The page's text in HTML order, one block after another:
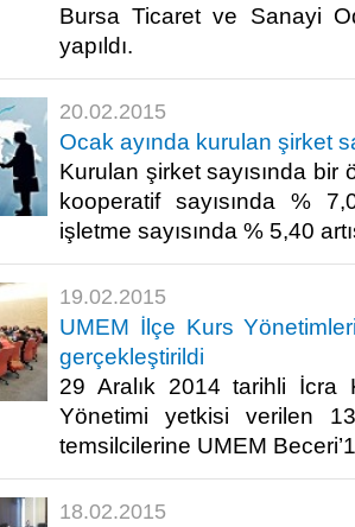
Bursa Ticaret ve Sanayi
yapıldı.​
20.02.2015
Ocak ayında kurulan şirket
Kurulan şirket sayısında
kooperatif sayısında %
işletme sayısında % 5,40
19.02.2015
UMEM İlçe Kurs
gerçekleştirildi
29 Aralık 2014 tarihli İcra
Yönetimi yetkisi verilen
temsilcilerine UMEM
18.02.2015